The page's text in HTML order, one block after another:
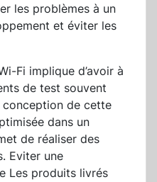
les problèmes à un
et éviter les
Fi implique d’avoir à
de test souvent
conception de cette
dans un
de réaliser des
Eviter une
Les produits livrés